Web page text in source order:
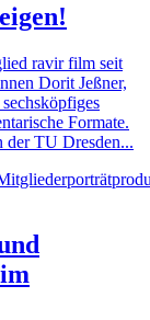
ravir film seit
Dorit Jeßner,
Formate.
der TU Dresden...
porträt